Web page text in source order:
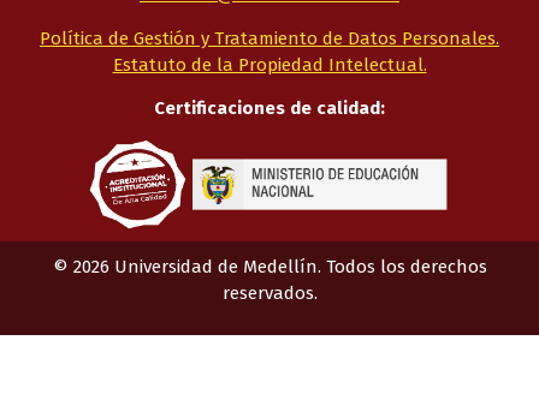
Política de Gestión y Tratamiento de Datos Personales.
Estatuto de la Propiedad Intelectual.
Certificaciones de calidad:
© 2026Universidad de Medellín. Todos los derechos
reservados.